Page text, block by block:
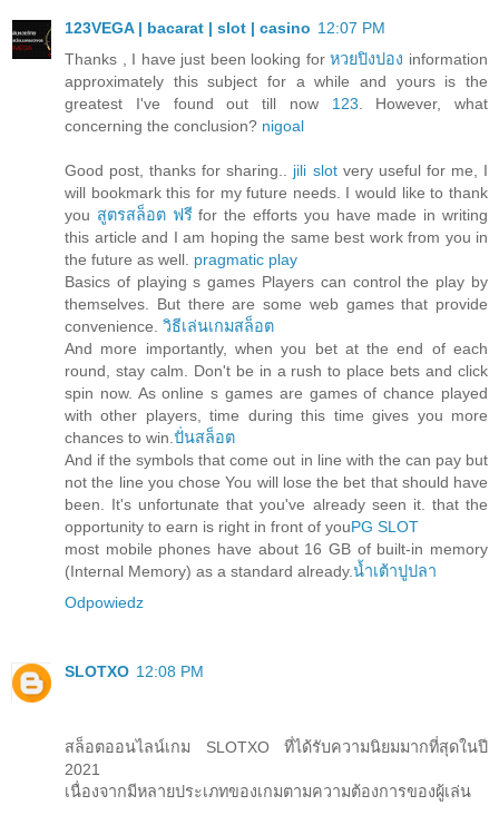
123VEGA | bacarat | slot | casino 12:07 PM
Thanks , I have just been looking forหวยปิงปอง information
approximately this subject for a while and yours is the
greatest I've found out till now 123 . However, what
concerning the conclusion? nigoal
Good post, thanks for sharing.. jili slotvery useful for me, I
will bookmark this for my future needs. I would like to thank
you สูตรสล็อต ฟรีfor the efforts you have made in writing
this article and I am hoping the same best work from you in
the future as well. pragmatic play
Basics of playing s games Players can control the play by
themselves. But there are some web games that provide
convenience. วิธีเล่นเกมสล็อต
And more importantly, when you bet at the end of each
round, stay calm. Don't be in a rush to place bets and click
spin now. As online s games are games of chance played
with other players, time during this time gives you more
chances to win. ปั่นสล็อต
And if the symbols that come out in line with the can pay but
not the line you chose You will lose the bet that should have
been. It's unfortunate that you've already seen it. that the
opportunity to earn is right in front of youPG SLOT
most mobile phones have about 16 GB of built-in memory
(Internal Memory) as a standard already.น้ำเต้าปูปลา
Odpowiedz
SLOTXO 12:08 PM
สล็อตออนไลน์เกม SLOTXO ที่ได้รับความนิยมมากที่สุดในปี
2021
เนื่องจากมีหลายประเภทของเกมตามความต้องการของผู้เล่น